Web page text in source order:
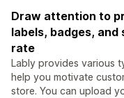
Draw attention to
labels, badges,
rate
Lably provides various
help you motivate
store. You can upload